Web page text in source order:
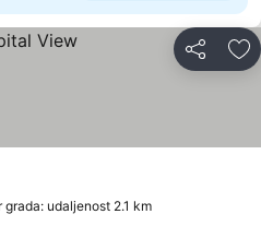
Deli
grada: udaljenost 2.1 km